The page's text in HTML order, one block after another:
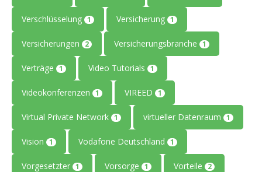
Verschlüsselung 1 Versicherung 1
Versicherungen 2 Versicherungsbranche 1
Verträge 1 Video Tutorials 1
Videokonferenzen 1 VIREED 1
Virtual Private Network 1 virtueller Datenraum 1
Vision 1 Vodafone Deutschland 1
Vorgesetzter 1 Vorsorge 1 Vorteile 2